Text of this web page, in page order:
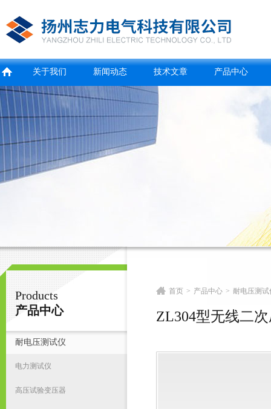
扬州志力电气科技有限公司/扬州高压测试仪
关于我们 新闻动态 技术文章 产品中心
Products
产品中心
耐电压测试仪
电力测试仪
高压试验变压器
首页 > 产品中心 > 耐电压测试
ZL304型无线二